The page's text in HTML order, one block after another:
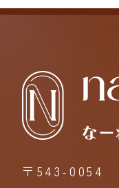
〒543-0054